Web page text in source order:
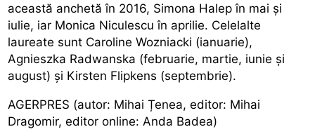
această anchetă în 2016, Simona Halep în mai și
iulie, iar Monica Niculescu în aprilie. Celelalte
laureate sunt Caroline Wozniacki (ianuarie),
Agnieszka Radwanska (februarie, martie, iunie și
august) și Kirsten Flipkens (septembrie).
AGERPRES (autor: Mihai Țenea, editor: Mihai
Dragomir, editor online: Anda Badea)